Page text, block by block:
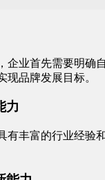
企业首先需要明确
现品牌发展目标。
力
有丰富的行业经验